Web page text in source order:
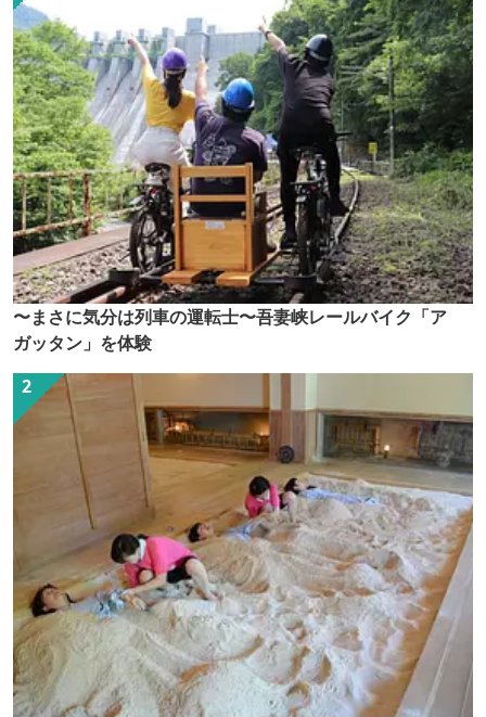
〜まさに気分は列車の運転士〜吾妻峡レールバイク「ア
ガッタン」を体験